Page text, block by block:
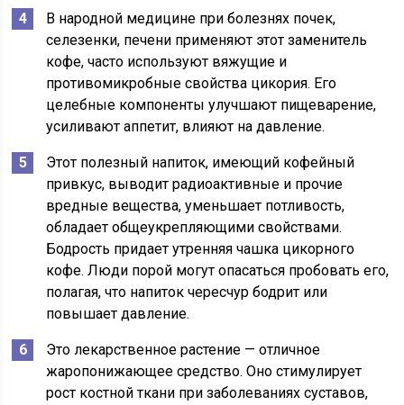
В народной медицине при болезнях почек,
селезенки, печени применяют этот заменитель
кофе, часто используют вяжущие и
противомикробные свойства цикория. Его
целебные компоненты улучшают пищеварение,
усиливают аппетит, влияют на давление.
Этот полезный напиток, имеющий кофейный
привкус, выводит радиоактивные и прочие
вредные вещества, уменьшает потливость,
обладает общеукрепляющими свойствами.
Бодрость придает утренняя чашка цикорного
кофе. Люди порой могут опасаться пробовать его,
полагая, что напиток чересчур бодрит или
повышает давление.
Это лекарственное растение — отличное
жаропонижающее средство. Оно стимулирует
рост костной ткани при заболеваниях суставов,